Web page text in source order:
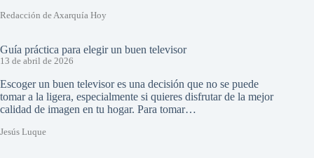
Redacción de Axarquía Hoy
Guía práctica para elegir un buen televisor
13 de abril de 2026
Escoger un buen televisor es una decisión que no se puede
tomar a la ligera, especialmente si quieres disfrutar de la mejor
calidad de imagen en tu hogar. Para tomar…
Jesús Luque